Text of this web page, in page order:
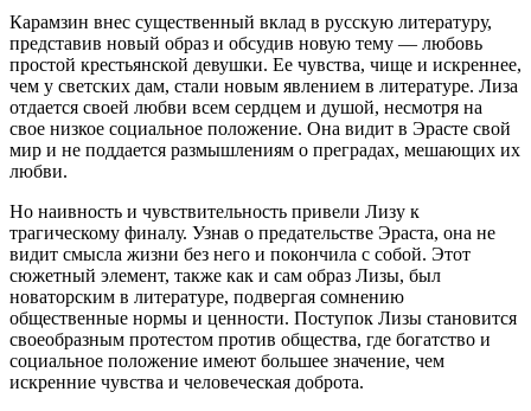
Карамзин внес существенный вклад в русскую литературу,
представив новый образ и обсудив новую тему — любовь
простой крестьянской девушки. Ее чувства, чище и искреннее,
чем у светских дам, стали новым явлением в литературе. Лиза
отдается своей любви всем сердцем и душой, несмотря на
свое низкое социальное положение. Она видит в Эрасте свой
мир и не поддается размышлениям о преградах, мешающих их
любви.
Но наивность и чувствительность привели Лизу к
трагическому финалу. Узнав о предательстве Эраста, она не
видит смысла жизни без него и покончила с собой. Этот
сюжетный элемент, также как и сам образ Лизы, был
новаторским в литературе, подвергая сомнению
общественные нормы и ценности. Поступок Лизы становится
своеобразным протестом против общества, где богатство и
социальное положение имеют большее значение, чем
искренние чувства и человеческая доброта.